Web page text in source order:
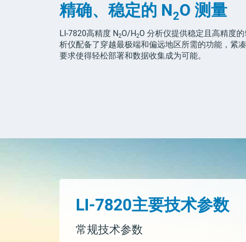
精确、稳定的 N2O 测量
LI-7820高精度 N2O/H2O 分析仪提供稳定且高精度
析仪配备了穿越最极端和偏远地区所需的功能，紧
要求使得轻松部署和数据收集成为可能。
LI-7820主要技术参数
常规技术参数